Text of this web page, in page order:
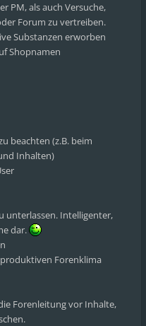
PM, als auch Versuche,
Forum zu vertreiben.
Substanzen erworben
Shopnamen
beachten (z.B. beim
Inhalten)
unterlassen. Intelligenter,
dar.
Forenklima
Forenleitung vor Inhalte,